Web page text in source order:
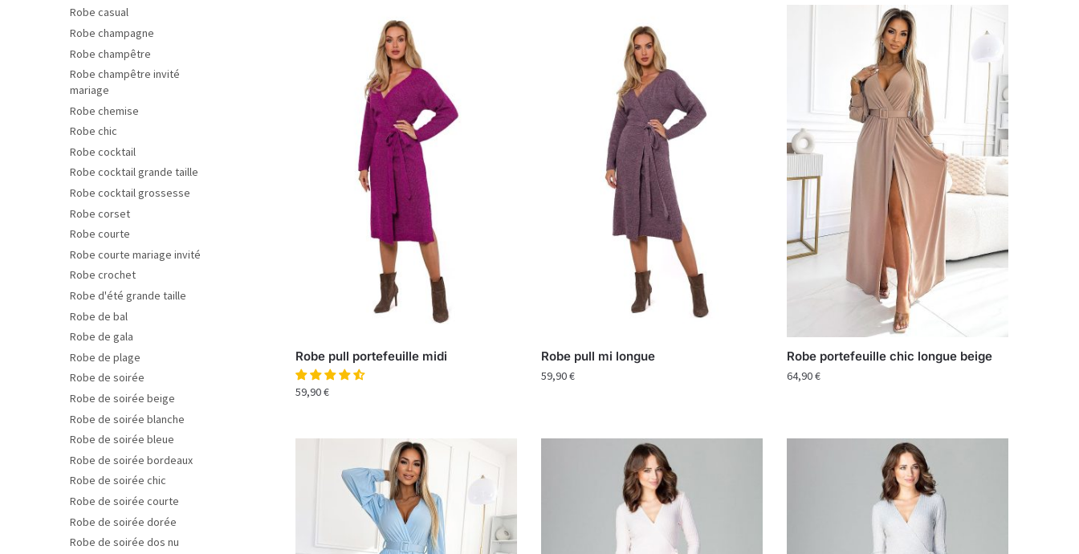
Robe pull portefeuille midi
59,90€
Robe pull mi longue
59,90€
Robe portefeuille chic longue beige
64,90€
Robe casual
Robe champagne
Robe champêtre
Robe champêtre invité
mariage
Robe chemise
Robe chic
Robe cocktail
Robe cocktail grande taille
Robe cocktail grossesse
Robe corset
Robe courte
Robe courte mariage invité
Robe crochet
Robe d'été grande taille
Robe de bal
Robe de gala
Robe de plage
Robe de soirée
Robe de soirée beige
Robe de soirée blanche
Robe de soirée bleue
Robe de soirée bordeaux
Robe de soirée chic
Robe de soirée courte
Robe de soirée dorée
Robe de soirée dos nu